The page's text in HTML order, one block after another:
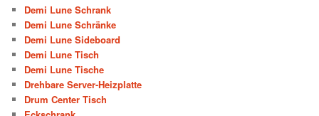
Demi Lune Schrank
Demi Lune Schränke
Demi Lune Sideboard
Demi Lune Tisch
Demi Lune Tische
Drehbare Server-Heizplatte
Drum Center Tisch